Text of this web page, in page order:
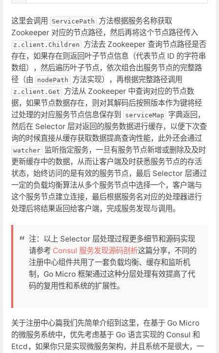
这里会调用 ServicePath
方法根据服务名称获取
Zookeeper 对应的节点路径，然后再将这个节点路径传入
z.client.Children
方法去 Zookeeper 查询节点路径是否
存在，如果存在则返回叶子节点信息（代表节点 ID 的字符串
数组），然后遍历叶子节点，依次组合出服务节点的完整路
径（由
nodePath 方法实现），再根据完整路径调用
z.client.Get
方法从 Zookeeper 中查询对应的节点数
据，如果节点数据存在，则对其解码后按照版本作为键将经
过处理的对应服务节点信息保存到
serviceMap
字典返回，
然后在 Selector 层对返回的服务数据进行缓存，以便下次查
询的时候直接从缓存获取数据提高查询性能，此外还会通过
watcher 监听指定服务，一旦有服务节点新增或删除及及时
更新缓存中的数据，从而让客户端及时获悉服务节点的存活
状态，始终访问的是有效的服务节点，最后 Selector 层通过
一定的负载均衡算法从多个服务节点中选择一个，客户端与
这个服务节点建立连接，最后根据服务名对应的处理器进行
处理后将结果返回给客户端，完成服务发现与调用。
注：以上 Selector 层处理过程更多细节和源码实现
请参考 Consul 服务发现源码剖析这篇分享，不同的
注册中心组件共用了一套负载均衡、缓存和监听机
制，Go Micro 框架通过这种分层处理有效提高了代
码的复用性和系统的扩展性。
关于注册中心篇我们先简单介绍到这里，在基于 Go Micro
的微服务系统中，优先考虑基于 Go 语言实现的 Consul 和
Etcd，如果你只是实现微服务架构，并且系统不是很大，一